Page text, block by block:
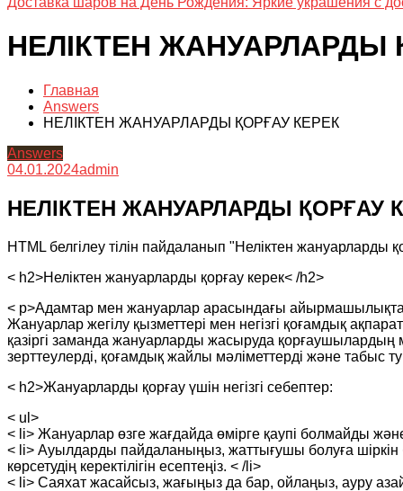
НЕЛІКТЕН ЖАНУАРЛАРДЫ
Главная
Answers
НЕЛІКТЕН ЖАНУАРЛАРДЫ ҚОРҒАУ КЕРЕК
Answers
04.01.2024admin
НЕЛІКТЕН ЖАНУАРЛАРДЫ ҚОРҒАУ
HTML белгілеу тілін пайдаланып "Неліктен
< h2>Неліктен жануарларды қорғау керек< /h2>
< p>Адамтар мен жануарлар арасындағы
Жануарлар жегілу қызметтері мен негізгі қоғамдық
қазіргі заманда жануарларды жасыруда қорғаушылардың
зерттеулерді, қоғамдық жайлы мәліметтерді және табыс
< h2>Жануарларды қорғау үшін негізгі себептер:
< ul>
< li> Жануарлар өзге жағдайда өмірге қаупі болмайды
< li> Ауылдарды пайдаланыңыз, жаттығушы болуға шіркін
көрсетудің керектілігін есептеңіз. < /li>
< li> Саяхат жасайсыз, жағыңыз да бар, ойлаңыз, ауру